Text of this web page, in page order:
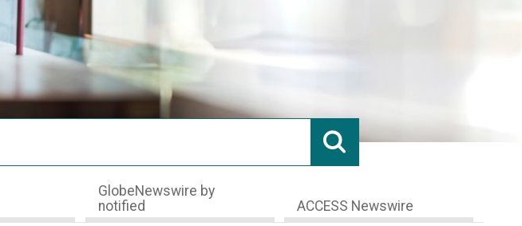
GlobeNewswire by
notified
ACCESS Newswire